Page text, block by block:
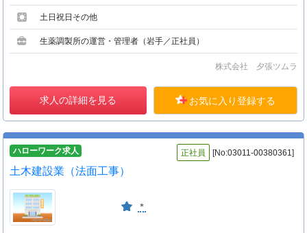
土日祝日その他
生薬調製所の運営・管理者（岩手／正社員）
株式会社 夕張ツムラ
求人の詳細を見る お気に入り登録する
ハローワーク求人 正社員 [No:03011-00380361]
土木建設業（法面工事）
＊